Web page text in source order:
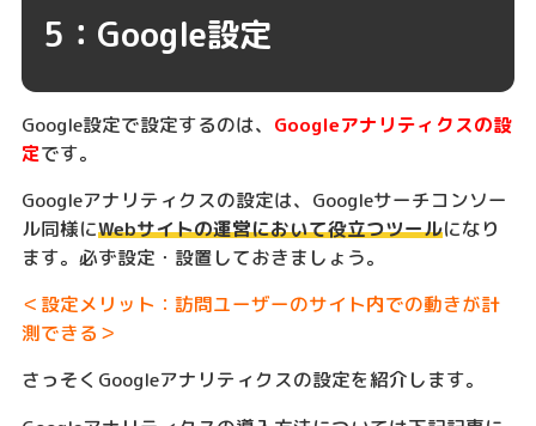
5：Google設定
Google設定で設定するのは、 Googleアナリティクスの設
定です。
Googleアナリティクスの設定は、Googleサーチコンソー
ル同様にWebサイトの運営において役立つツールになり
ます。必ず設定・設置しておきましょう。
＜設定メリット：訪問ユーザーのサイト内での動きが計
測できる＞
さっそくGoogleアナリティクスの設定を紹介します。